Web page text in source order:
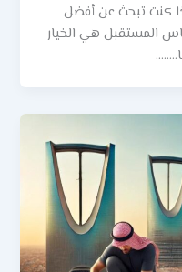
كنت تبحث عن أفضل
المستقبل هي الخيار